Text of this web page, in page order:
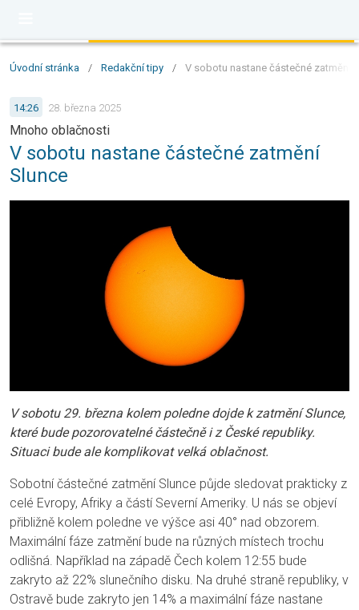
Úvodní stránka / Redakční tipy / V sobotu nastane částečné zatmění
14:26 28. března 2025
Mnoho oblačnosti
V sobotu nastane částečné zatmění
Slunce
V sobotu 29. března kolem poledne dojde k zatmění Slunce,
které bude pozorovatelné částečně i z České republiky.
Situaci bude ale komplikovat velká oblačnost.
Sobotní částečné zatmění Slunce půjde sledovat prakticky z
celé Evropy, Afriky a částí Severní Ameriky. U nás se objeví
přibližně kolem poledne ve výšce asi 40° nad obzorem.
Maximální fáze zatmění bude na různých místech trochu
odlišná. Například na západě Čech kolem 12:55 bude
zakryto až 22% slunečního disku. Na druhé straně republiky, v
Ostravě bude zakryto jen 14% a maximální fáze nastane